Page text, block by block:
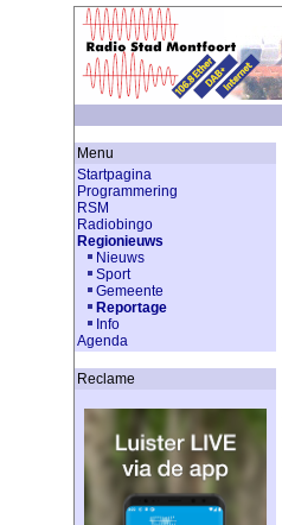
Menu
Startpagina
Programmering
RSM
Radiobingo
Regionieuws
Nieuws
Sport
Gemeente
Reportage
Info
Agenda
Reclame